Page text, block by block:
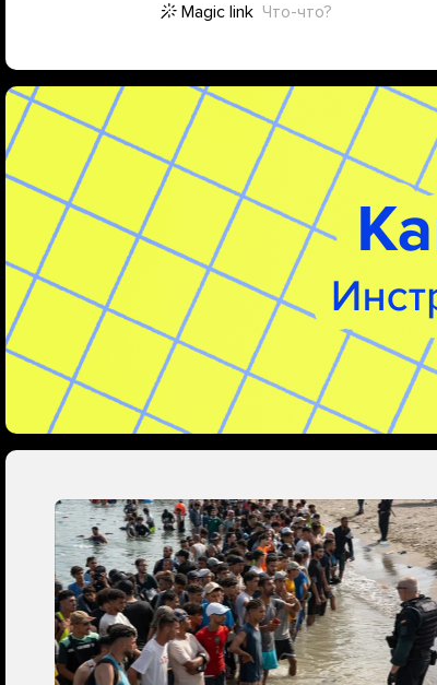
Magic link Что-что?